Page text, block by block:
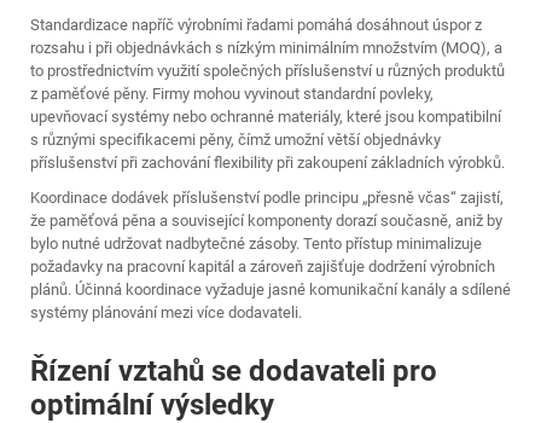
Standardizace napříč výrobními řadami pomáhá dosáhnout úspor z
rozsahu i při objednávkách s nízkým minimálním množstvím (MOQ), a
to prostřednictvím využití společných příslušenství u různých produktů
z paměťové pěny. Firmy mohou vyvinout standardní povleky,
upevňovací systémy nebo ochranné materiály, které jsou kompatibilní
s různými specifikacemi pěny, čímž umožní větší objednávky
příslušenství při zachování flexibility při zakoupení základních výrobků.
Koordinace dodávek příslušenství podle principu „přesně včas“ zajistí,
že paměťová pěna a související komponenty dorazí současně, aniž by
bylo nutné udržovat nadbytečné zásoby. Tento přístup minimalizuje
požadavky na pracovní kapitál a zároveň zajišťuje dodržení výrobních
plánů. Účinná koordinace vyžaduje jasné komunikační kanály a sdílené
systémy plánování mezi více dodavateli.
Řízení vztahů se dodavateli pro
optimální výsledky